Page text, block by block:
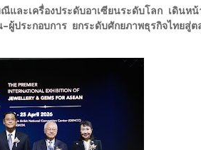
ณีและเครื่องประดับอาเซียนระดับโลก เดิน
ผู้ประกอบการ ยกระดับศักยภาพธุรกิจไทยสู่ต